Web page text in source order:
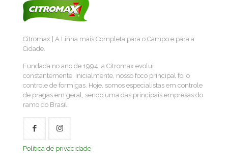
Citromax | A Linha mais Completa para o Campo e para a
Cidade.
Fundada no ano de 1994, a Citromax evolui
constantemente. Inicialmente, nosso foco principal foi o
controle de formigas. Hoje, somos especialistas em controle
de pragas em geral, sendo uma das principais empresas do
ramo do Brasil.
Política de privacidade